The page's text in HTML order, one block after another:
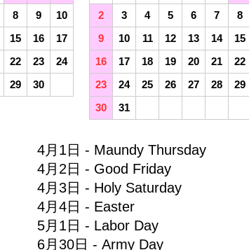
8 9
10
15 16
17
22 23
24
29 30
2
3 4 5 6 7
8
9
10 11 12 13 14
15
16
17 18 19 20 21
22
23
24 25 26 27 28
29
30
31
4月1日 - Maundy Thursday
4月2日 - Good Friday
4月3日 - Holy Saturday
4月4日 - Easter
5月1日 - Labor Day
6月30日 - Army Day